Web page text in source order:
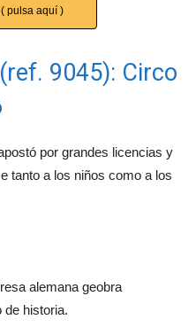
pulsa aquí )
9045): Circo
por grandes licencias y
tanto a los niños como a los
alemana geobra
de historia.